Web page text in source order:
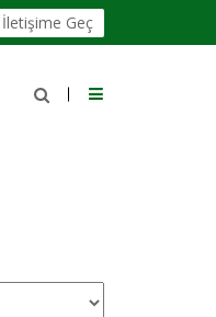
İletişime Geç